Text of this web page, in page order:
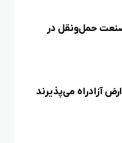
حمل‌ونقل در
می‌پذیرند